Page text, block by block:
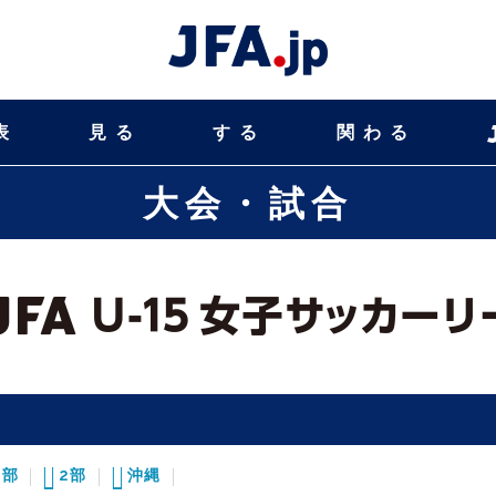
見る する 関わる
大会・試合
2部 沖縄